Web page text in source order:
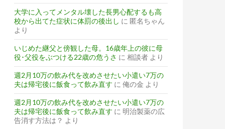
大学に入ってメンタル壊した長男心配するも高
校から出てた症状に体罰の後出し に 匿名ちゃん
より
いじめた継父と傍観した母。16歳年上の彼に母
役･父役をぶつける22歳の危うさ に 相談者 より
週2月10万の飲み代を改めさせたい小遣い7万の
夫は帰宅後に飯食って飲み直す に 俺の金 より
週2月10万の飲み代を改めさせたい小遣い7万の
夫は帰宅後に飯食って飲み直す に 明治製薬の広
告消す方法は？ より